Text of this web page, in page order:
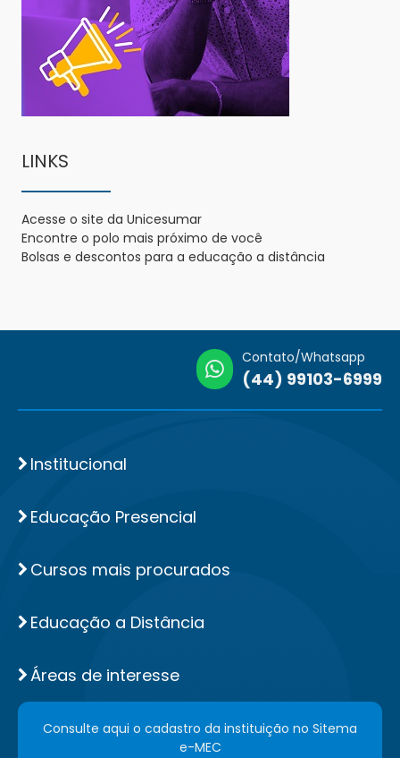
LINKS
Acesse o site da Unicesumar
Encontre o polo mais próximo de você
Bolsas e descontos para a educação a distância
Contato/Whatsapp
(44) 99103-6999
Institucional
Educação Presencial
Cursos mais procurados
Educação a Distância
Áreas de interesse
Consulte aqui o cadastro da instituição no Sitema
e-MEC